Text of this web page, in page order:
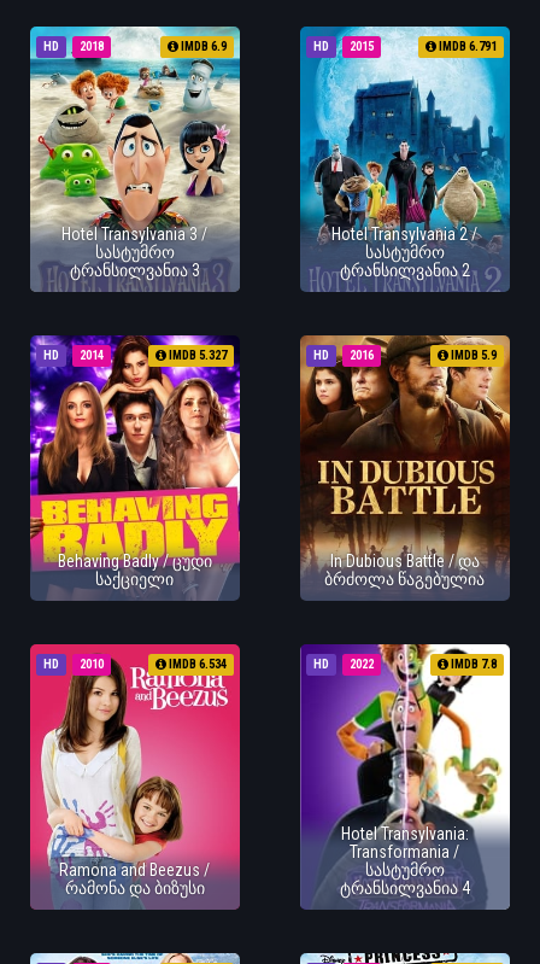
HD 2018 IMDB 6.9
Hotel Transylvania 3 /
სასტუმრო
ტრანსილვანია 3
HD 2015 IMDB 6.791
Hotel Transylvania 2 /
სასტუმრო
ტრანსილვანია 2
HD 2014 IMDB 5.327
Behaving Badly / ცუდი
საქციელი
HD 2016 IMDB 5.9
In Dubious Battle / და
ბრძოლა წაგებულია
HD 2010 IMDB 6.534
Ramona and Beezus /
რამონა და ბიზუსი
HD 2022 IMDB 7.8
Hotel Transylvania:
Transformania /
სასტუმრო
ტრანსილვანია 4